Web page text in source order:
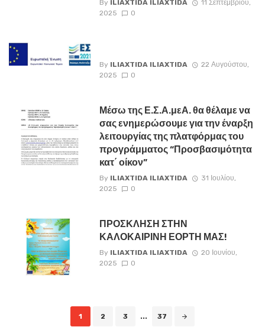
By ILIAXTIDA ILIAXTIDA
11 Σεπτεμβρίου,
2025
0
By ILIAXTIDA ILIAXTIDA
22 Αυγούστου,
2025
0
Μέσω της Ε.Σ.Α.μεΑ. θα θέλαμε να
σας ενημερώσουμε για την έναρξη
λειτουργίας της πλατφόρμας του
προγράμματος “Προσβασιμότητα
κατ΄ οίκον”
By ILIAXTIDA ILIAXTIDA
31 Ιουλίου,
2025
0
ΠΡΟΣΚΛΗΣΗ ΣΤΗΝ
ΚΑΛΟΚΑΙΡΙΝΗ ΕΟΡΤΗ ΜΑΣ!
By ILIAXTIDA ILIAXTIDA
20 Ιουνίου,
2025
0
1 2 3 ... 37